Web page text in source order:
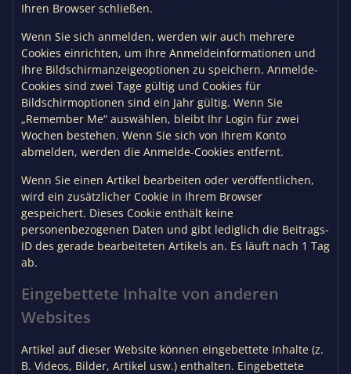
Ihren Browser schließen.
Wenn Sie sich anmelden, werden wir auch mehrere
Cookies einrichten, um Ihre Anmeldeinformationen und
Ihre Bildschirmanzeigeoptionen zu speichern. Anmelde-
Cookies sind zwei Tage gültig und Cookies für
Bildschirmoptionen sind ein Jahr gültig. Wenn Sie
„Remember Me“ auswählen, bleibt Ihr Login für zwei
Wochen bestehen. Wenn Sie sich von Ihrem Konto
abmelden, werden die Anmelde-Cookies entfernt.
Wenn Sie einen Artikel bearbeiten oder veröffentlichen,
wird ein zusätzlicher Cookie in Ihrem Browser
gespeichert. Dieses Cookie enthält keine
personenbezogenen Daten und gibt lediglich die Beitrags-
ID des gerade bearbeiteten Artikels an. Es läuft nach 1 Tag
ab.
Eingebettete Inhalte von anderen
Websites
Artikel auf dieser Website können eingebettete Inhalte (z.
B. Videos, Bilder, Artikel usw.) enthalten. Eingebettete